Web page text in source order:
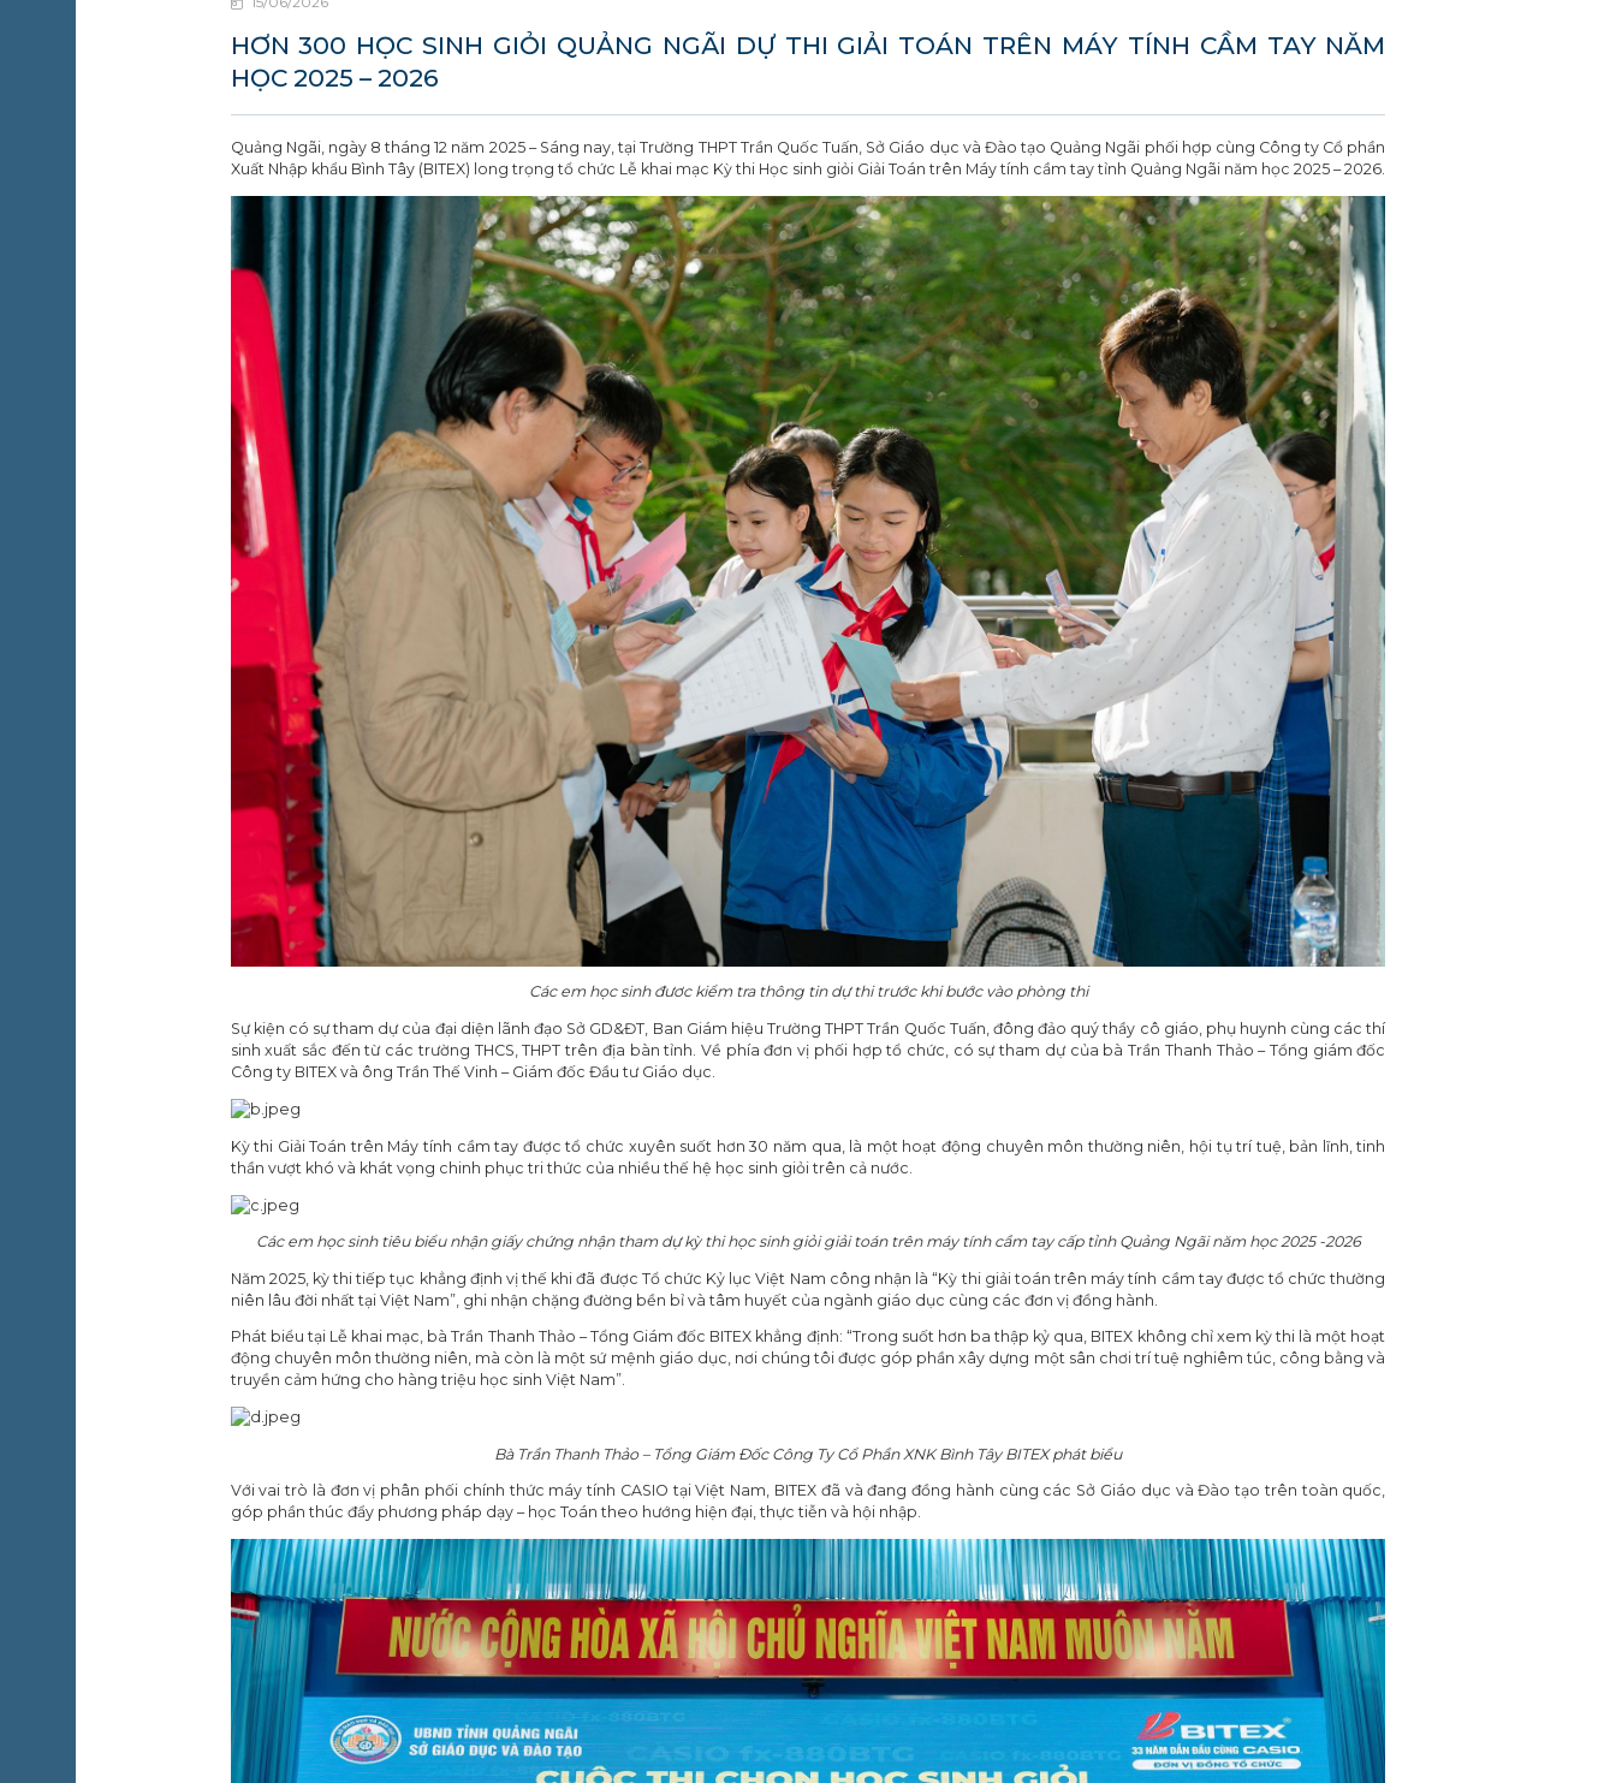
HƠN 300 HỌC SINH GIỎI QUẢNG NGÃI DỰ THI GIẢI TOÁN TRÊN MÁY TÍNH CẦM TAY NĂM
HỌC 2025 – 2026
Quảng Ngãi, ngày 8 tháng 12 năm 2025 – Sáng nay, tại Trường THPT Trần Quốc Tuấn, Sở Giáo dục và Đào tạo Quảng Ngãi phối hợp cùng Công ty Cổ phần
Xuất Nhập khẩu Bình Tây (BITEX) long trọng tổ chức Lễ khai mạc Kỳ thi Học sinh giỏi Giải Toán trên Máy tính cầm tay tỉnh Quảng Ngãi năm học 2025 – 2026.
Các em học sinh đươc kiểm tra thông tin dự thi trước khi bước vào phòng thi
Sự kiện có sự tham dự của đại diện lãnh đạo Sở GD&ĐT, Ban Giám hiệu Trường THPT Trần Quốc Tuấn, đông đảo quý thầy cô giáo, phụ huynh cùng các thí
sinh xuất sắc đến từ các trường THCS, THPT trên địa bàn tỉnh. Về phía đơn vị phối hợp tổ chức, có sự tham dự của bà Trần Thanh Thảo – Tổng giám đốc
Công ty BITEX và ông Trần Thế Vinh – Giám đốc Đầu tư Giáo dục.
Kỳ thi Giải Toán trên Máy tính cầm tay được tổ chức xuyên suốt hơn 30 năm qua, là một hoạt động chuyên môn thường niên, hội tụ trí tuệ, bản lĩnh, tinh
thần vượt khó và khát vọng chinh phục tri thức của nhiều thế hệ học sinh giỏi trên cả nước.
Các em học sinh tiêu biểu nhận giấy chứng nhận tham dự kỳ thi học sinh giỏi giải toán trên máy tính cầm tay cấp tỉnh Quảng Ngãi năm học 2025 -2026
Năm 2025, kỳ thi tiếp tục khẳng định vị thế khi đã được Tổ chức Kỷ lục Việt Nam công nhận là “Kỳ thi giải toán trên máy tính cầm tay được tổ chức thường
niên lâu đời nhất tại Việt Nam”, ghi nhận chặng đường bền bỉ và tâm huyết của ngành giáo dục cùng các đơn vị đồng hành.
Phát biểu tại Lễ khai mạc, bà Trần Thanh Thảo – Tổng Giám đốc BITEX khẳng định: “Trong suốt hơn ba thập kỷ qua, BITEX không chỉ xem kỳ thi là một hoạt
động chuyên môn thường niên, mà còn là một sứ mệnh giáo dục, nơi chúng tôi được góp phần xây dựng một sân chơi trí tuệ nghiêm túc, công bằng và
truyền cảm hứng cho hàng triệu học sinh Việt Nam”.
Bà Trần Thanh Thảo – Tổng Giám Đốc Công Ty Cổ Phần XNK Bình Tây BITEX phát biểu
Với vai trò là đơn vị phân phối chính thức máy tính CASIO tại Việt Nam, BITEX đã và đang đồng hành cùng các Sở Giáo dục và Đào tạo trên toàn quốc,
góp phần thúc đẩy phương pháp dạy – học Toán theo hướng hiện đại, thực tiễn và hội nhập.